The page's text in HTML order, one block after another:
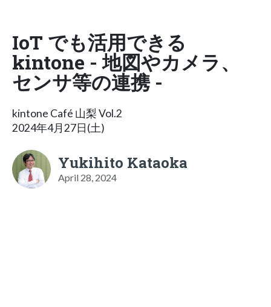
IoT でも活用できる
kintone - 地図やカメラ、
センサ等の連携 -
kintone Café 山梨 Vol.2
2024年4月27日(土)
Yukihito Kataoka
April 28, 2024